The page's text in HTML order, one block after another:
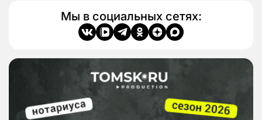
Мы в социальных сетях: